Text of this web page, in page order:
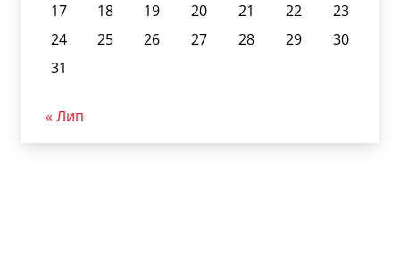
17
18 19 20 21 22
23
24
25 26 27 28 29
30
31
« Лип